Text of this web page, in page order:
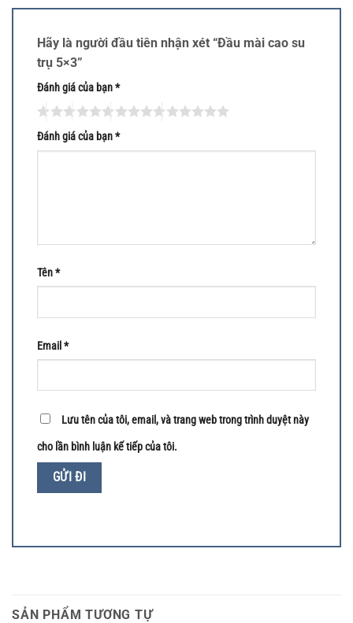
Hãy là người đầu tiên nhận xét “Đầu mài cao su
trụ 5×3”
Đánh giá của bạn*
Đánh giá của bạn*
Tên*
Email *
Lưu tên của tôi, email, và trang web trong trình duyệt này
cho lần bình luận kế tiếp của tôi.
SẢN PHẨM TƯƠNG TỰ